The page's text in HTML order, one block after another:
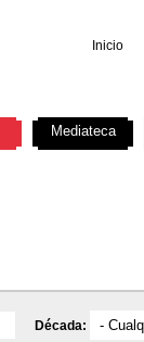
Inicio
Década:
Mediateca